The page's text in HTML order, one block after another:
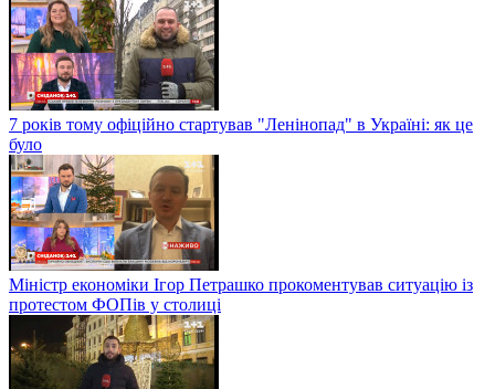
7 років тому офіційно стартував "Ленінопад" в Україні: як це
було
Міністр економіки Ігор Петрашко прокоментував ситуацію із
протестом ФОПів у столиці